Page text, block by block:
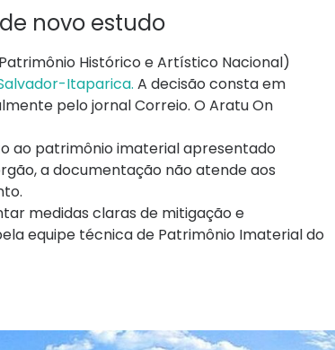
novo estudo
Histórico e Artístico Nacional)
Itaparica. A decisão consta em
pelo jornal Correio. O Aratu On
ao patrimônio imaterial apresentado
a documentação não atende aos
medidas claras de mitigação e
equipe técnica de Patrimônio Imaterial do